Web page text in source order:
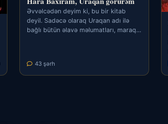
Əvvəlcədən deyim ki, bu bir kitab
deyil. Sadəcə olaraq Uraqan adı ilə
bağlı bütün əlavə məlumatları, maraqlı
43 şərh